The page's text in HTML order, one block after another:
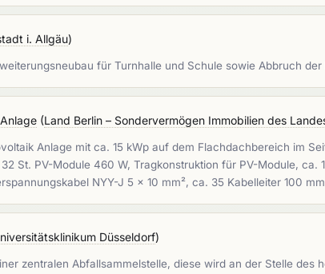
i. Allgäu)
für Turnhalle und Schule sowie Abbruch
(Land Berlin – Sondervermögen Immobilien des
Anlage mit ca. 15 kWp auf dem Flachdachbereich im
St. PV-Module 460 W, Tragkonstruktion für PV-Module,
NYY-J 5 x 10 mm², ca. 35 Kabelleiter 100
Düsseldorf)
zentralen Abfallsammelstelle, diese wird an der Stelle des